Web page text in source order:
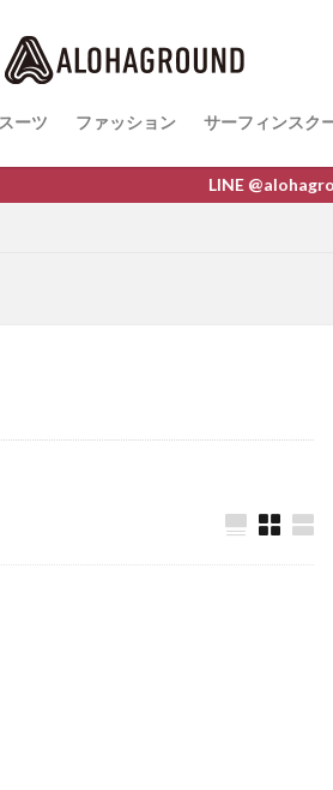
ーツ ファッション サーフィンスク
サーフィンス
LINE @alohaground お友